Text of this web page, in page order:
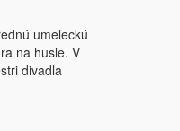
umeleckú
na husle. V
divadla